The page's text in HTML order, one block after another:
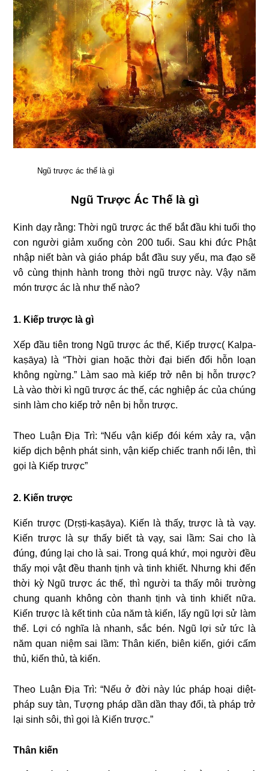
Ngũ trược ác thế là gì
Ngũ Trược Ác Thế là gì
Kinh dạy rằng: Thời ngũ trược ác thế bắt đầu khi tuổi thọ
con người giảm xuống còn 200 tuổi. Sau khi đức Phật
nhập niết bàn và giáo pháp bắt đầu suy yếu, ma đạo sẽ
vô cùng thịnh hành trong thời ngũ trược này. Vậy năm
món trược ác là như thế nào?
1. Kiếp trược là gì
Xếp đầu tiên trong Ngũ trược ác thế, Kiếp trược( Kalpa-
kaṣāya) là “Thời gian hoặc thời đại biến đổi hỗn loạn
không ngừng.” Làm sao mà kiếp trở nên bị hỗn trược?
Là vào thời kì ngũ trược ác thế, các nghiệp ác của chúng
sinh làm cho kiếp trở nên bị hỗn trược.
Theo Luận Địa Trì: “Nếu vận kiếp đói kém xảy ra, vận
kiếp dịch bệnh phát sinh, vận kiếp chiếc tranh nổi lên, thì
gọi là Kiếp trược”
2. Kiến trược
Kiến trược (Dṛṣṭi-kaṣāya). Kiến là thấy, trược là tà vạy.
Kiến trược là sự thấy biết tà vạy, sai lầm: Sai cho là
đúng, đúng lại cho là sai. Trong quá khứ, mọi người đều
thấy mọi vật đều thanh tịnh và tinh khiết. Nhưng khi đến
thời kỳ Ngũ trược ác thế, thì người ta thấy môi trường
chung quanh không còn thanh tịnh và tinh khiết nữa.
Kiến trược là kết tinh của năm tà kiến, lấy ngũ lợi sử làm
thể. Lợi có nghĩa là nhanh, sắc bén. Ngũ lợi sử tức là
năm quan niệm sai lầm: Thân kiến, biên kiến, giới cấm
thủ, kiến thủ, tà kiến.
Theo Luận Địa Trì: “Nếu ở đời này lúc pháp hoại diệt-
pháp suy tàn, Tượng pháp dần dần thay đổi, tà pháp trở
lại sinh sôi, thì gọi là Kiến trược.”
Thân kiến